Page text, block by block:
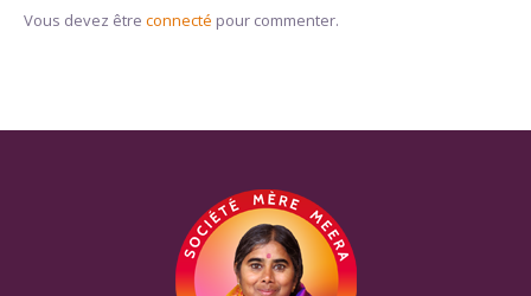
Vous devez être connecté pour commenter.